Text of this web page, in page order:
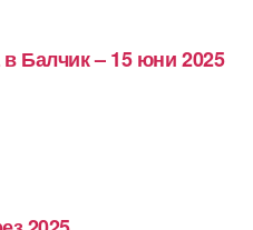
Балчик – 15 юни 2025